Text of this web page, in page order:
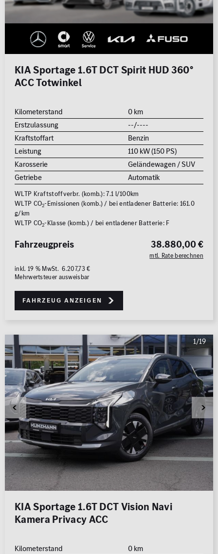
KIA Sportage 1.6T DCT Spirit HUD 360°
ACC Totwinkel
Kilometerstand
0 km
Erstzulassung
--/----
Kraftstoffart
Benzin
Leistung
110 kW (150 PS)
Karosserie
Geländewagen / SUV
Getriebe
Automatik
WLTP Kraftstoffverbr. (komb.): 7.1 l/100km
WLTP CO2-Emissionen (komb.) / bei entladener Batterie: 161.0
g/km
WLTP CO2-Klasse (komb.) / bei entladener Batterie: F
38.880,00 €
mtl. Rate berechnen
Fahrzeugpreis
inkl. 19 % MwSt. 6.207,73 €
Mehrwertsteuer ausweisbar
Fahrzeug anzeigen
1/19
KIA Sportage 1.6T DCT Vision Navi
Kamera Privacy ACC
Kilometerstand
0 km